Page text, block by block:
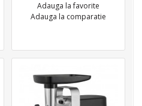
Adauga la favorite
Adauga la comparatie